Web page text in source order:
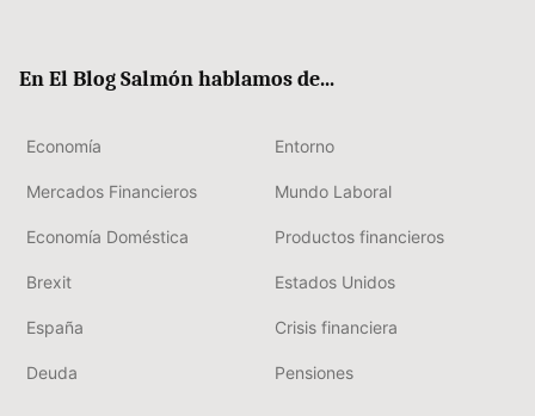
En El Blog Salmón hablamos de...
Economía Entorno
Mercados Financieros Mundo Laboral
Economía Doméstica Productos financieros
Brexit Estados Unidos
España Crisis financiera
Deuda Pensiones